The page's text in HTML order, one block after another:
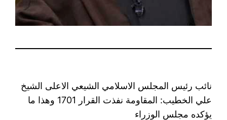
نائب رئيس المجلس الاسلامي الشيعي الاعلى الشيخ
علي الخطيب: المقاومة نفذت القرار 1701 وهذا ما
يؤكده مجلس الوزراء